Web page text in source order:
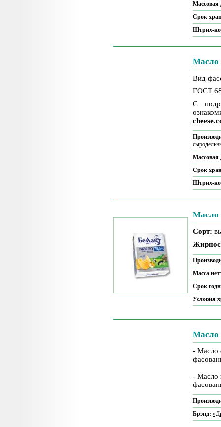
Срок
Штрих-
Масло
Вид
ГОСТ
С
Массовая
Срок
Штрих-
Масло
Сорт:
Масса
Срок
Условия
Масло
- Масло
- Масло
Брэнд: